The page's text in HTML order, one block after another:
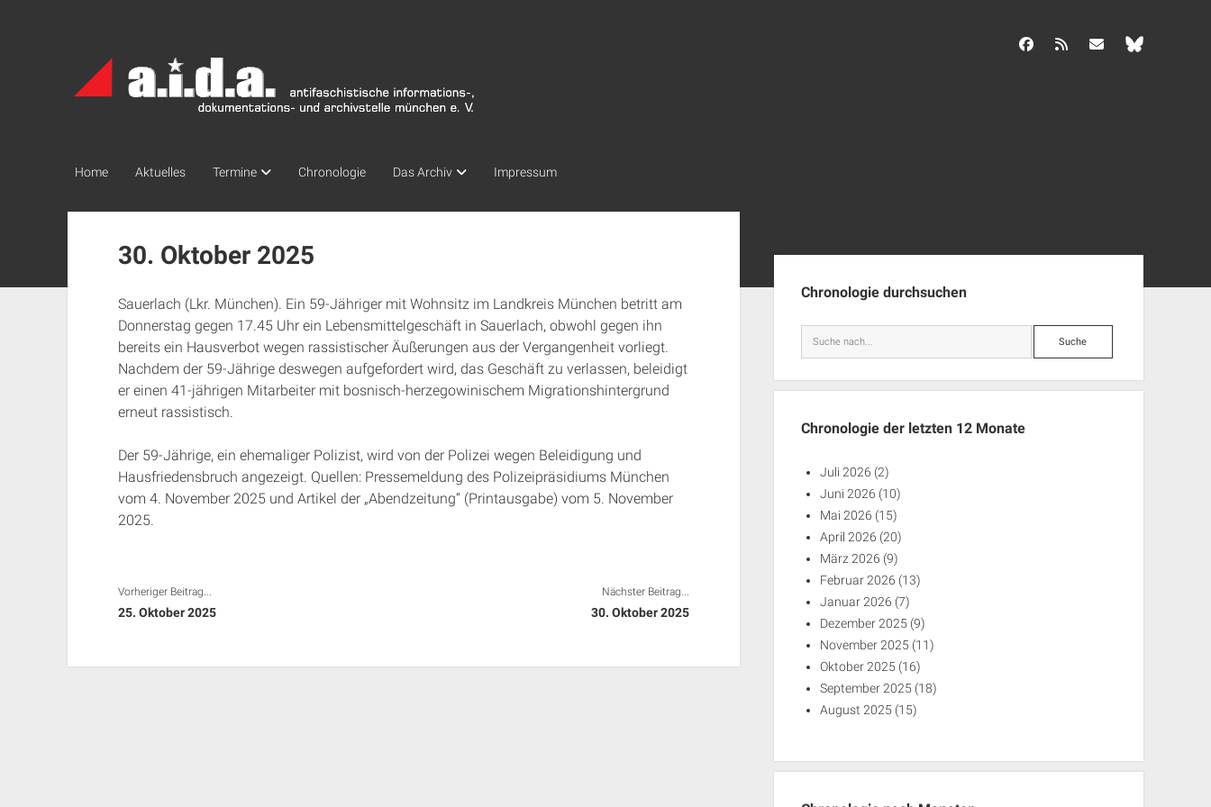
Archiv
München
facebook info@aida-archiv.de
Home Aktuelles Termine Chronologie Das Archiv Impressum
30. Oktober 2025
Sauerlach (Lkr. München). Ein 59-Jähriger mit Wohnsitz im Landkreis München betritt am
Donnerstag gegen 17.45 Uhr ein Lebensmittelgeschäft in Sauerlach, obwohl gegen ihn
bereits ein Hausverbot wegen rassistischer Äußerungen aus der Vergangenheit vorliegt.
Nachdem der 59-Jährige deswegen aufgefordert wird, das Geschäft zu verlassen, beleidigt
er einen 41-jährigen Mitarbeiter mit bosnisch-herzegowinischem Migrationshintergrund
erneut rassistisch.
Der 59-Jährige, ein ehemaliger Polizist, wird von der Polizei wegen Beleidigung und
Hausfriedensbruch angezeigt. Quellen: Pressemeldung des Polizeipräsidiums München
vom 4. November 2025 und Artikel der „Abendzeitung“ (Printausgabe) vom 5. November
2025.
Vorheriger Beitrag...
25. Oktober 2025
Nächster Beitrag...
30. Oktober 2025
Chronologie durchsuchen
Suche
Chronologie der letzten 12 Monate
Juli 2026 (2)
Juni 2026 (10)
Mai 2026 (15)
April 2026 (20)
März 2026 (9)
Februar 2026 (13)
Januar 2026 (7)
Dezember 2025 (9)
November 2025 (11)
Oktober 2025 (16)
September 2025 (18)
August 2025 (15)